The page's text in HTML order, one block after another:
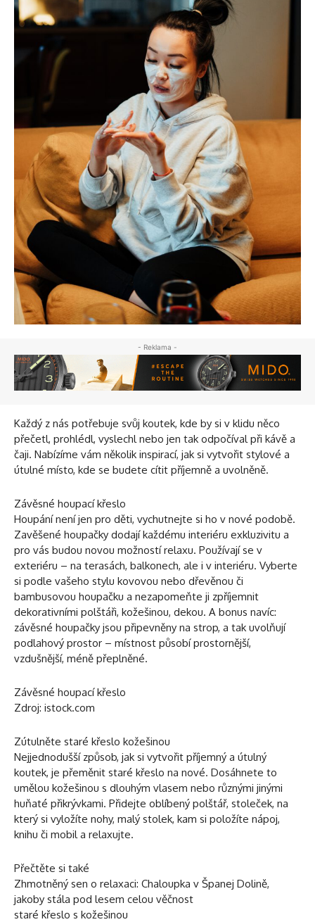
- Reklama -
Každý z nás potřebuje svůj koutek, kde by si v klidu něco
přečetl, prohlédl, vyslechl nebo jen tak odpočíval při kávě a
čaji. Nabízíme vám několik inspirací, jak si vytvořit stylové a
útulné místo, kde se budete cítit příjemně a uvolněně.
Závěsné houpací křeslo
Houpání není jen pro děti, vychutnejte si ho v nové podobě.
Zavěšené houpačky dodají každému interiéru exkluzivitu a
pro vás budou novou možností relaxu. Používají se v
exteriéru – na terasách, balkonech, ale i v interiéru. Vyberte
si podle vašeho stylu kovovou nebo dřevěnou či
bambusovou houpačku a nezapomeňte ji zpříjemnit
dekorativními polštáři, kožešinou, dekou. A bonus navíc:
závěsné houpačky jsou připevněny na strop, a tak uvolňují
podlahový prostor – místnost působí prostornější,
vzdušnější, méně přeplněné.
Závěsné houpací křeslo
Zdroj: istock.com
Zútulněte staré křeslo kožešinou
Nejjednodušší způsob, jak si vytvořit příjemný a útulný
koutek, je přeměnit staré křeslo na nové. Dosáhnete to
umělou kožešinou s dlouhým vlasem nebo různými jinými
huňaté přikrývkami. Přidejte oblíbený polštář, stoleček, na
který si vyložíte nohy, malý stolek, kam si položíte nápoj,
knihu či mobil a relaxujte.
Přečtěte si také
Zhmotněný sen o relaxaci: Chaloupka v Španej Dolině,
jakoby stála pod lesem celou věčnost
staré křeslo s kožešinou